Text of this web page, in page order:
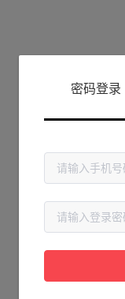
抱歉!
请检查您输入的网址
密码登录